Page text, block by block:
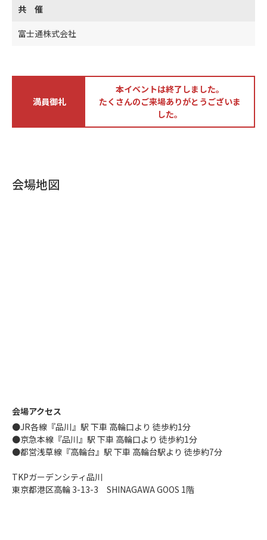
共 催
富士通株式会社
満員御礼
本イベントは終了しました。
たくさんのご来場ありがとうございま
した。
会場地図
会場アクセス
●JR各線『品川』駅 下車 高輪口より 徒歩約1分
●京急本線『品川』駅 下車 高輪口より 徒歩約1分
●都営浅草線『高輪台』駅 下車 高輪台駅より 徒歩約7分
TKPガーデンシティ品川
東京都港区高輪 3-13-3 SHINAGAWA GOOS 1階